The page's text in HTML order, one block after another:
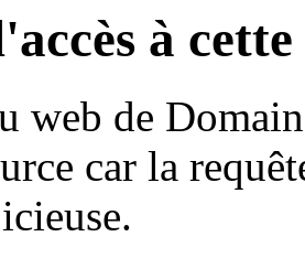
à
web de
car la